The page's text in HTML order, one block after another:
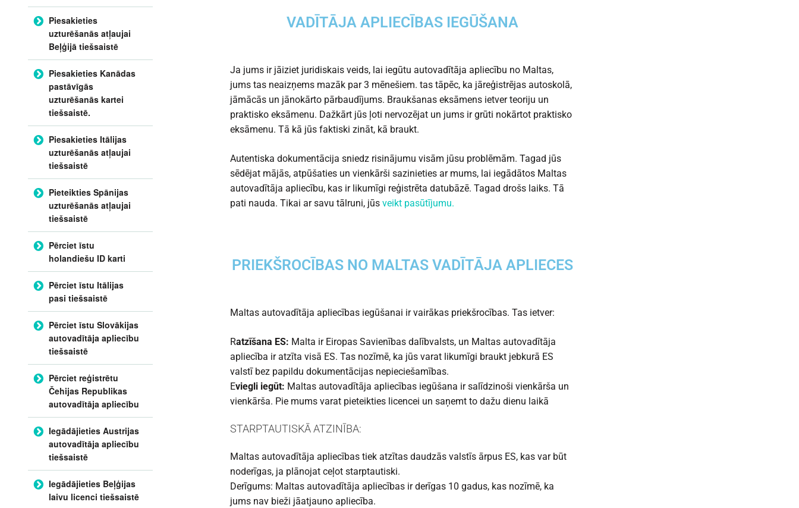
VADĪTĀJA APLIECĪBAS IEGŪŠANA
Ja jums ir jāiziet juridiskais veids, lai iegūtu autovadītāja apliecību no Maltas,
jums tas neaizņems mazāk par 3 mēnešiem. tas tāpēc, ka jāreģistrējas autoskolā,
jāmācās un jānokārto pārbaudījums. Braukšanas eksāmens ietver teoriju un
praktisko eksāmenu. Dažkārt jūs ļoti nervozējat un jums ir grūti nokārtot praktisko
eksāmenu. Tā kā jūs faktiski zināt, kā braukt.
Autentiska dokumentācija sniedz risinājumu visām jūsu problēmām. Tagad jūs
sēdējat mājās, atpūšaties un vienkārši sazinieties ar mums, lai iegādātos Maltas
autovadītāja apliecību, kas ir likumīgi reģistrēta datubāzē. Tagad drošs laiks. Tā
pati nauda. Tikai ar savu tālruni, jūs veikt pasūtījumu.
PRIEKŠROCĪBAS NO MALTAS VADĪTĀJA APLIECES
Maltas autovadītāja apliecības iegūšanai ir vairākas priekšrocības. Tas ietver:
Ratzīšana ES: Malta ir Eiropas Savienības dalībvalsts, un Maltas autovadītāja
apliecība ir atzīta visā ES. Tas nozīmē, ka jūs varat likumīgi braukt jebkurā ES
valstī bez papildu dokumentācijas nepieciešamības.
Eviegli iegūt: Maltas autovadītāja apliecības iegūšana ir salīdzinoši vienkārša un
vienkārša. Pie mums varat pieteikties licencei un saņemt to dažu dienu laikā
STARPTAUTISKĀ ATZINĪBA:
Maltas autovadītāja apliecības tiek atzītas daudzās valstīs ārpus ES, kas var būt
noderīgas, ja plānojat ceļot starptautiski.
Derīgums: Maltas autovadītāja apliecības ir derīgas 10 gadus, kas nozīmē, ka
jums nav bieži jāatjauno apliecība.
Piesakieties
uzturēšanās atļaujai
Beļģijā tiešsaistē
Piesakieties Kanādas
pastāvīgās
uzturēšanās kartei
tiešsaistē.
Piesakieties Itālijas
uzturēšanās atļaujai
tiešsaistē
Pieteikties Spānijas
uzturēšanās atļaujai
tiešsaistē
Pērciet īstu
holandiešu ID karti
Pērciet īstu Itālijas
pasi tiešsaistē
Pērciet īstu Slovākijas
autovadītāja apliecību
tiešsaistē
Pērciet reģistrētu
Čehijas Republikas
autovadītāja apliecību
Iegādājieties Austrijas
autovadītāja apliecību
tiešsaistē
Iegādājieties Beļģijas
laivu licenci tiešsaistē